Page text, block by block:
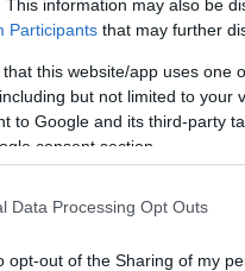
This information may also be
Participants that may further
that this website/app uses one
but not limited to your
to Google and its third-party
consent section.
Data Processing Opt Outs
opt-out of the Sharing of my
évfordulóját, és ezt a
évtizedben velünk…